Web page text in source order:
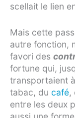
scellait le lien
Mais cette
autre fonction,
favori des
fortune qui,
transportaient
tabac, du café,
entre les deux